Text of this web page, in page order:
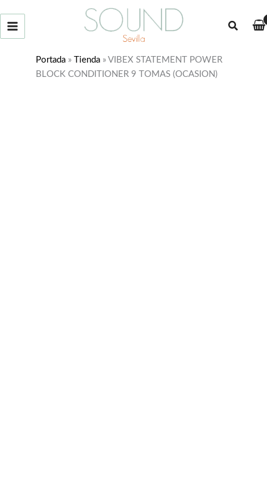
Buscar
Portada » Tienda » VIBEX STATEMENT POWER
BLOCK CONDITIONER 9 TOMAS (OCASION)